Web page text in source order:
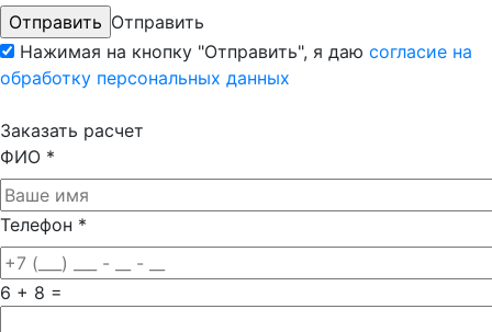
Отправить
Нажимая на кнопку "Отправить", я даю согласие на
обработку персональных данных
Заказать расчет
ФИО *
Телефон *
6 + 8 =